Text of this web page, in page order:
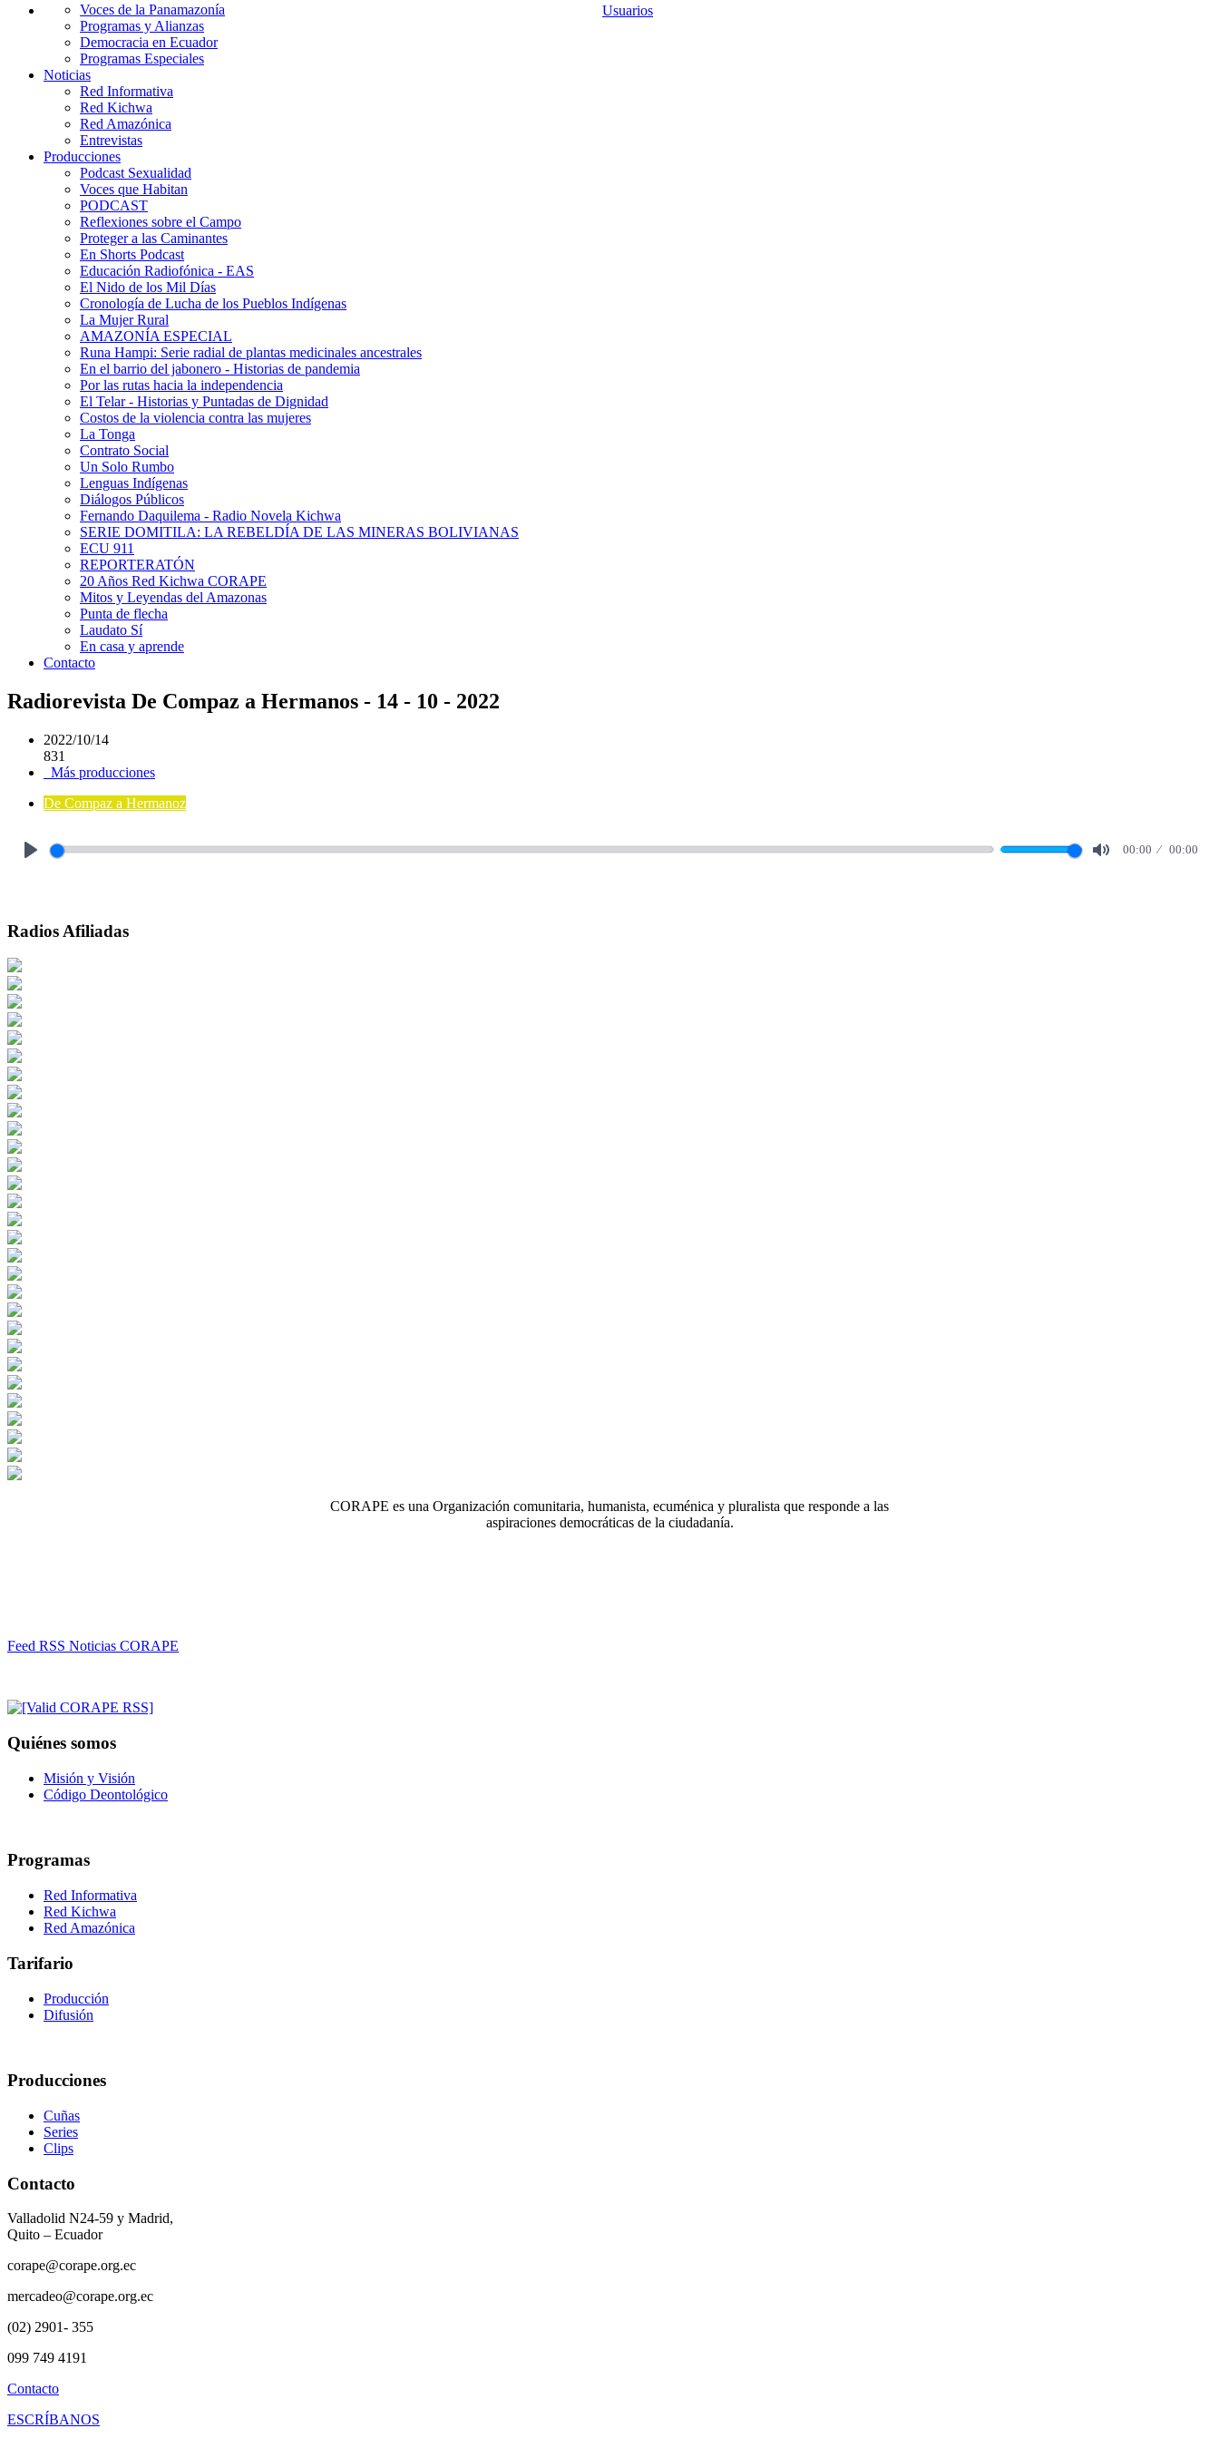
Usuarios
Voces de la Panamazonía
Programas y Alianzas
Democracia en Ecuador
Programas Especiales
Noticias
Red Informativa
Red Kichwa
Red Amazónica
Entrevistas
Producciones
Podcast Sexualidad
Voces que Habitan
PODCAST
Reflexiones sobre el Campo
Proteger a las Caminantes
En Shorts Podcast
Educación Radiofónica - EAS
El Nido de los Mil Días
Cronología de Lucha de los Pueblos Indígenas
La Mujer Rural
AMAZONÍA ESPECIAL
Runa Hampi: Serie radial de plantas medicinales ancestrales
En el barrio del jabonero - Historias de pandemia
Por las rutas hacia la independencia
El Telar - Historias y Puntadas de Dignidad
Costos de la violencia contra las mujeres
La Tonga
Contrato Social
Un Solo Rumbo
Lenguas Indígenas
Diálogos Públicos
Fernando Daquilema - Radio Novela Kichwa
SERIE DOMITILA: LA REBELDÍA DE LAS MINERAS BOLIVIANAS
ECU 911
REPORTERATÓN
20 Años Red Kichwa CORAPE
Mitos y Leyendas del Amazonas
Punta de flecha
Laudato Sí
En casa y aprende
Contacto
Radiorevista De Compaz a Hermanos - 14 - 10 - 2022
2022/10/14
831
Más producciones
De Compaz a Hermanoz
00:00 00:00
Radios Afiliadas
CORAPE es una Organización comunitaria, humanista, ecuménica y pluralista que responde a las
aspiraciones democráticas de la ciudadanía.
Feed RSS Noticias CORAPE
Quiénes somos
Misión y Visión
Código Deontológico
Programas
Red Informativa
Red Kichwa
Red Amazónica
Tarifario
Producción
Difusión
Producciones
Cuñas
Series
Clips
Contacto
Valladolid N24-59 y Madrid,
Quito – Ecuador
corape@corape.org.ec
mercadeo@corape.org.ec
(02) 2901- 355
099 749 4191
Contacto
ESCRÍBANOS